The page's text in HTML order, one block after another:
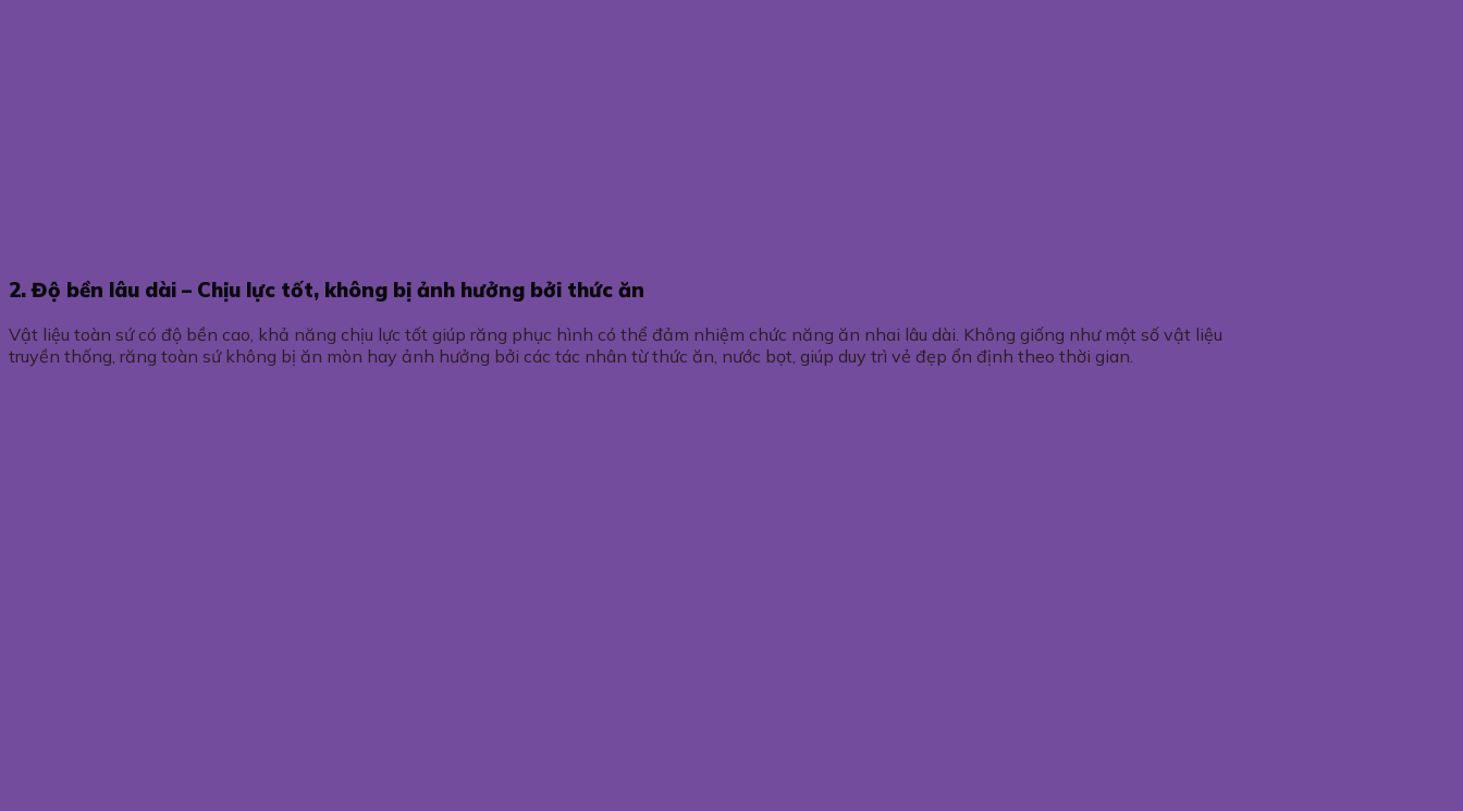
2. Độ bền lâu dài – Chịu lực tốt, không bị ảnh hưởng bởi thức ăn
Vật liệu toàn sứ có độ bền cao, khả năng chịu lực tốt giúp răng phục hình có thể đảm nhiệm chức năng ăn nhai lâu dài. Không giống như một số vật liệu
truyền thống, răng toàn sứ không bị ăn mòn hay ảnh hưởng bởi các tác nhân từ thức ăn, nước bọt, giúp duy trì vẻ đẹp ổn định theo thời gian.